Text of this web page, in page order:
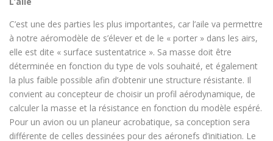
C’est une des parties les plus importantes, car l’aile va permettre
à notre aéromodèle de s’élever et de le « porter » dans les airs,
elle est dite « surface sustentatrice ». Sa masse doit être
déterminée en fonction du type de vols souhaité, et également
la plus faible possible afin d’obtenir une structure résistante. Il
convient au concepteur de choisir un profil aérodynamique, de
calculer la masse et la résistance en fonction du modèle espéré.
Pour un avion ou un planeur acrobatique, sa conception sera
différente de celles dessinées pour des aéronefs d’initiation. Le